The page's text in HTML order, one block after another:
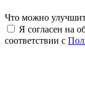
Что можно
Я согласен на
соответствии с